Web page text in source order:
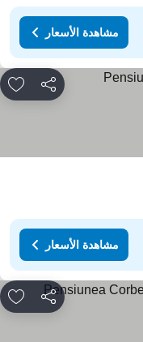
مشاهدة الأسعار
مشاركة
مشاهدة الأسعار
مشاركة